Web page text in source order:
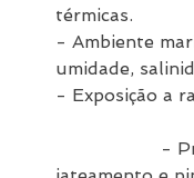
térmicas.
- Ambiente
umidade,
- Exposição a